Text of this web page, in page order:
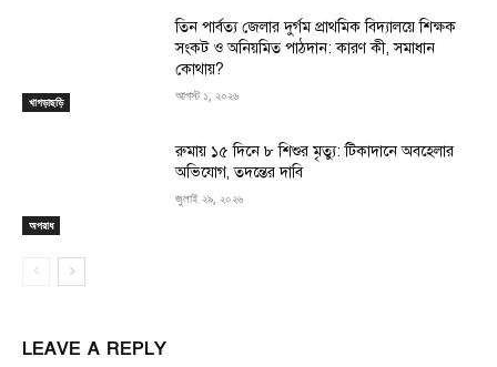
খাগড়াছড়ি
তিন পার্বত্য জেলার দুর্গম প্রাথমিক বিদ্যালয়ে শিক্ষক
সংকট ও অনিয়মিত পাঠদান: কারণ কী, সমাধান
কোথায়?
আগস্ট ১, ২০২৬
অপরাধ
রুমায় ১৫ দিনে ৮ শিশুর মৃত্যু: টিকাদানে অবহেলার
অভিযোগ, তদন্তের দাবি
জুলাই ২৯, ২০২৬
LEAVE A REPLY